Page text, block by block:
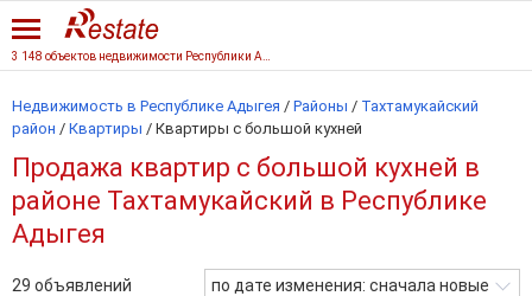
Недвижимость в Республике Адыгея / Районы / Тахтамукайский
район / Квартиры / Квартиры с большой кухней
Продажа квартир с большой кухней в
районе Тахтамукайский в Республике
Адыгея
29 объявлений по дате изменения: сначала новые